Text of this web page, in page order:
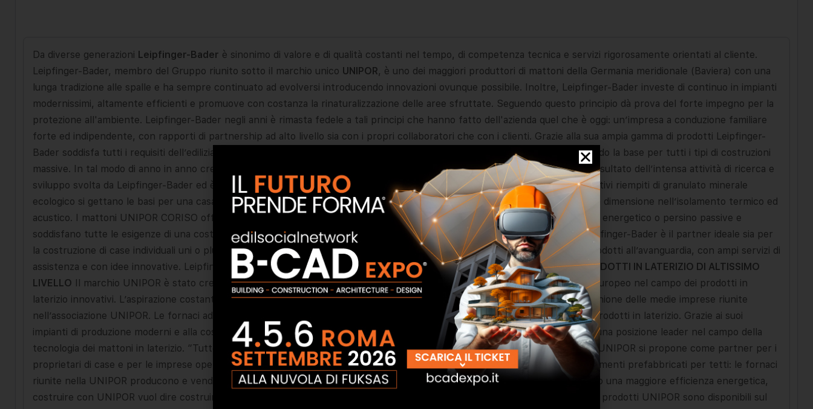
Da diverse generazioni Leipfinger-Bader è sinonimo di valore e di qualità costanti nel tempo, di competenza tecnica e servizi rigorosamente orientati al cliente.
Leipfinger-Bader, membro del Gruppo riunito sotto il marchio unico UNIPOR, è uno dei maggiori produttori di mattoni della Germania meridionale (Baviera) con una
lunga tradizione alle spalle e ha sempre continuato ad evolversi introducendo innovazioni ovunque possibile. Inoltre, Leipfinger-Bader investe di continuo in impianti
modernissimi, altamente efficienti e promuove con costanza la rinaturalizzazione delle aree sfruttate. Seguendo questo principio dà prova del forte impegno per la
protezione all'ambiente. Leipfinger-Bader negli anni è rimasta fedele a tali principi che hanno fatto dell'azienda quel che è oggi: un’impresa a conduzione familiare
forte ed indipendente, con rapporti di partnership ad alto livello sia con i propri collaboratori che con i clienti. Grazie alla sua ampia gamma di prodotti Leipfinger-
Bader soddisfa tutti i requisiti dell’edilizia. Produce oltre 150 prodotti in laterizio altamente termoisolanti e tradizionali, fornendo la base per tutti i tipi di costruzioni
massive. In tal modo di anno in anno crea un habitat sano per molte persone. La nuova generazione di mattoniCORISOè il risultato dell’intensa attività di ricerca e
sviluppo svolta da Leipfinger-Bader ed è l’espressione della forte capacità innovativa dell’impresa. Con questi mattoni innovativi riempiti di granulato minerale
ecologico si gettano le basi per una casa solida che unisca in sé i vantaggi di una costruzione massiva, naturale e per la nuova dimensione nell’isolamento termico ed
acustico. I mattoni UNIPOR CORISO offrono dunque le premesse ideali per la costruzione di moderne case a basso consumo energetico o persino passive e
soddisfano tutte le esigenze di una costruzione sostenibile all’insegna del risparmio energetico e di una riduzione di CO2. Leipfinger-Bader è il partner ideale sia per
la costruzione di case individuali uni o plurifamiliari, sia per la realizzazione di grandi progetti immobiliari, con una gamma di prodotti all’avanguardia, con ampi servizi di
assistenza e con idee innovative. Leipfinger-Bader fa avverare il sogno di una casa. Leipfinger-Bader – una scelta di vita!PRODOTTI IN LATERIZIO DI ALTISSIMO
LIVELLO Il marchio UNIPOR è stato creato nel 1976 sotto l’egida di Kastulus Bader ed è oggi uno dei marchi leader a livello europeo nel campo dei prodotti in
laterizio innovativi. L’aspirazione costante a realizzare innovazioni e offrire la massima qualità è il principio sul quale si basa l’unione delle medie imprese riunite
nell’associazione UNIPOR. Le fornaci aderenti a UNIPOR sono tra le più competitive e produttive dell’industria europea dei prodotti in laterizio. Grazie ai suoi
impianti di produzione moderni e alla costante ottimizzazione dei materiali e della produzione, l’associazione UNIPOR occupa una posizione leader nel campo della
tecnologia dei mattoni in laterizio. “Tutto in laterizio per costruire con successo” – è questo il concetto guida della UNIPOR. UNIPOR si propone come partner per i
proprietari di case e per le imprese operanti nel settore dell’edilizia. Che si tratti di realizzare cantine, muri, pareti, solai o elementi prefabbricati per tetti: le fornaci
riunite nella UNIPOR producono e vendono una grande varietà di prodotti in laterizio di qualità eccellente. Nel cammino verso una maggiore efficienza energetica,
costruire con UNIPOR vuol dire costruire in modo sostenibile e utilizzando materie prime naturali in tutta l’Europa centrale: i prodotti UNIPOR sono disponibili sul